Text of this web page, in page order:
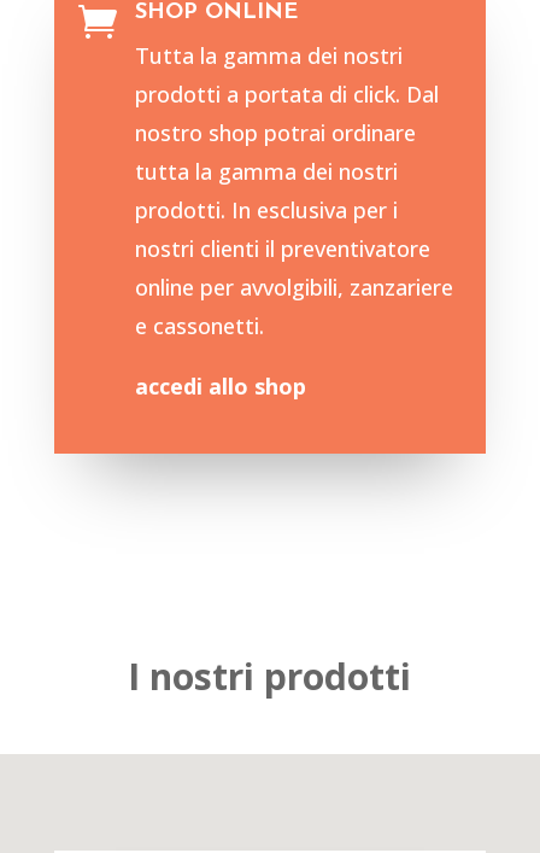
 SHOP ONLINE
Tutta la gamma dei nostri
prodotti a portata di click. Dal
nostro shop potrai ordinare
tutta la gamma dei nostri
prodotti. In esclusiva per i
nostri clienti il preventivatore
online per avvolgibili, zanzariere
e cassonetti.
accedi allo shop
I nostri prodotti